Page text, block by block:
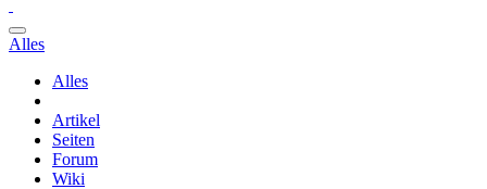
Alles
Alles
Artikel
Seiten
Forum
Wiki